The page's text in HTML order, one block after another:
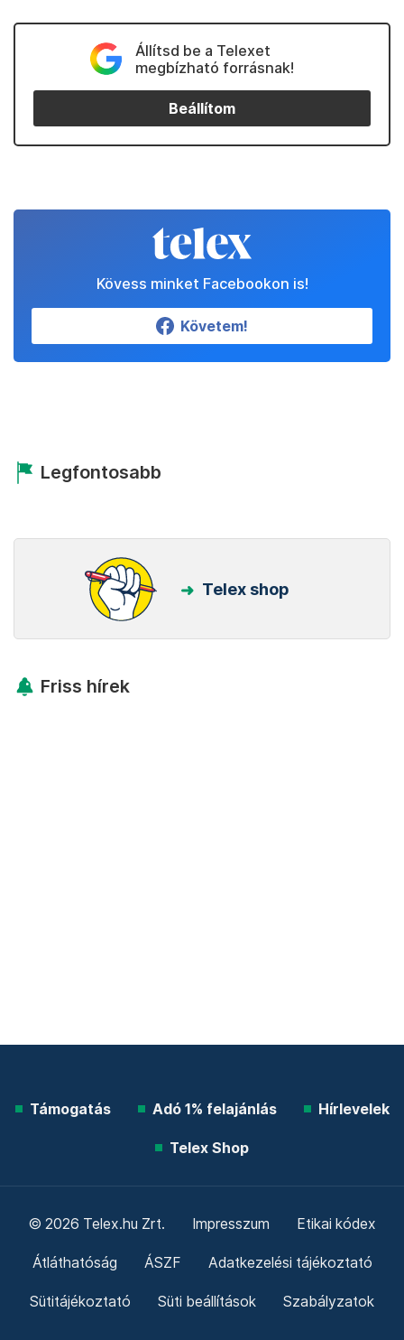
Állítsd be a Telexet
megbízható forrásnak!
Beállítom
Kövess minket Facebookon is!
Követem!
Legfontosabb
Telex shop
Friss hírek
Támogatás Adó 1% felajánlás Hírlevelek
Telex Shop
© 2026 Telex.hu Zrt. Impresszum Etikai kódex
Átláthatóság ÁSZF Adatkezelési tájékoztató
Sütitájékoztató Süti beállítások Szabályzatok